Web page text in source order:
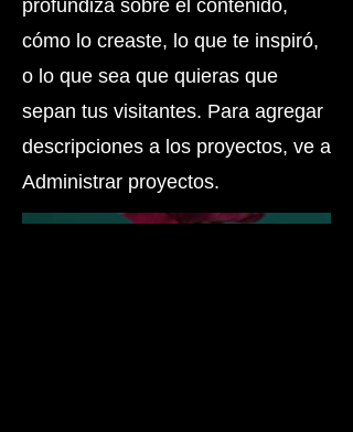
profundiza sobre el contenido,
cómo lo creaste, lo que te inspiró,
o lo que sea que quieras que
sepan tus visitantes. Para agregar
descripciones a los proyectos, ve a
Administrar proyectos.